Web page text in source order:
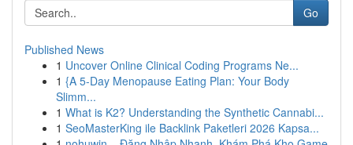
Go
Published News
1 Uncover Online Clinical Coding Programs Ne...
1 {A 5-Day Menopause Eating Plan: Your Body
Slimm...
1 What is K2? Understanding the Synthetic Cannabi...
1 SeoMasterKing ile Backlink Paketleri 2026 Kapsa...